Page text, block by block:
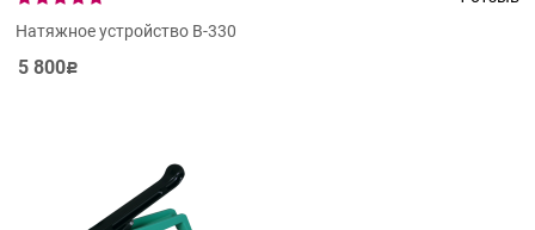
Натяжное устройство В-330
5 800Р